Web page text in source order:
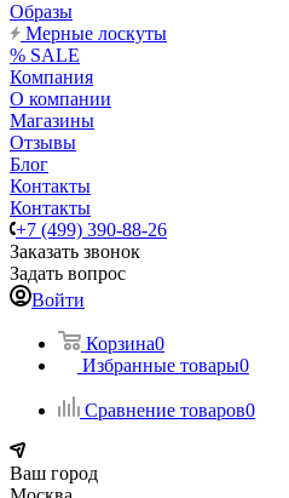
Образы
Мерные лоскуты
% SALE
Компания
О компании
Магазины
Отзывы
Блог
Контакты
Контакты
+7 (499) 390-88-26
Заказать звонок
Задать вопрос
Войти
Корзина0
Избранные товары0
Сравнение товаров0
Ваш город